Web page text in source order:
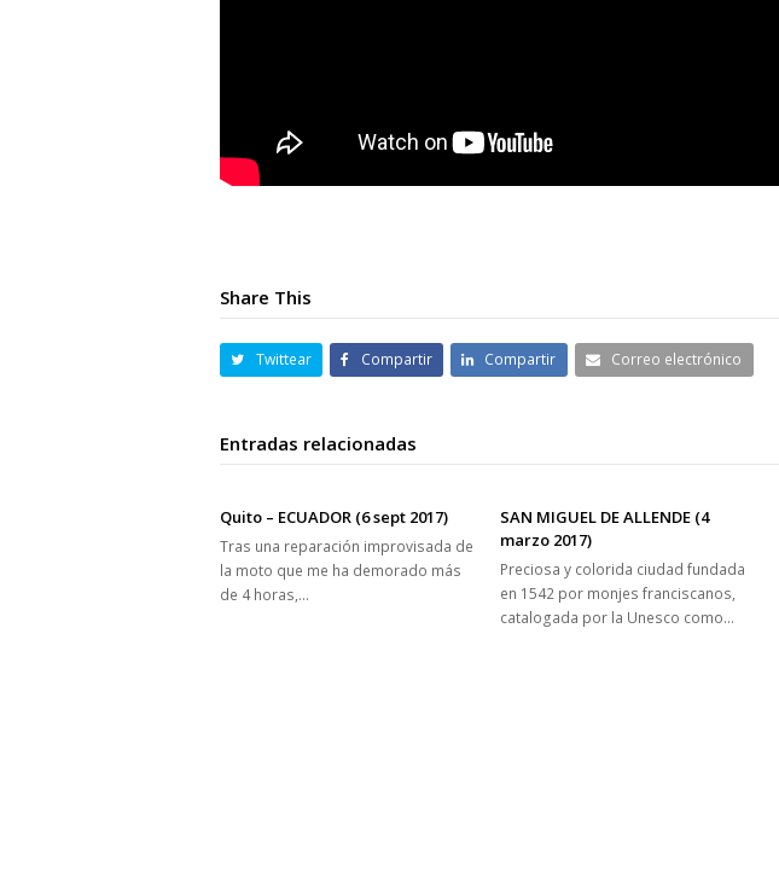
Share This
Twittear Compartir Compartir Correo electrónico
Entradas relacionadas
Quito – ECUADOR (6 sept 2017)
Tras una reparación improvisada de
la moto que me ha demorado más
de 4 horas,…
SAN MIGUEL DE ALLENDE (4
marzo 2017)
Preciosa y colorida ciudad fundada
en 1542 por monjes franciscanos,
catalogada por la Unesco como…